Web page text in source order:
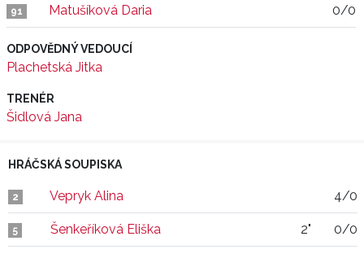
91 Matušíková Daria 0/0
ODPOVĚDNÝ VEDOUCÍ
Plachetská Jitka
TRENÉR
Šidlová Jana
HRÁČSKÁ SOUPISKA
2 Vepryk Alina 4/0
5 Šenkeříková Eliška 2" 0/0